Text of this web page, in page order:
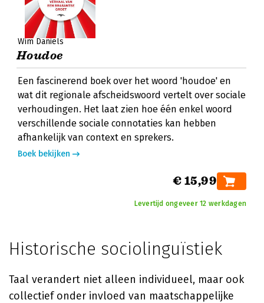
Wim Daniëls
Houdoe
Een fascinerend boek over het woord 'houdoe' en
wat dit regionale afscheidswoord vertelt over sociale
verhoudingen. Het laat zien hoe één enkel woord
verschillende sociale connotaties kan hebben
afhankelijk van context en sprekers.
Boek bekijken
€ 15,99
Levertijd ongeveer 12 werkdagen
Historische sociolinguïstiek
Taal verandert niet alleen individueel, maar ook
collectief onder invloed van maatschappelijke